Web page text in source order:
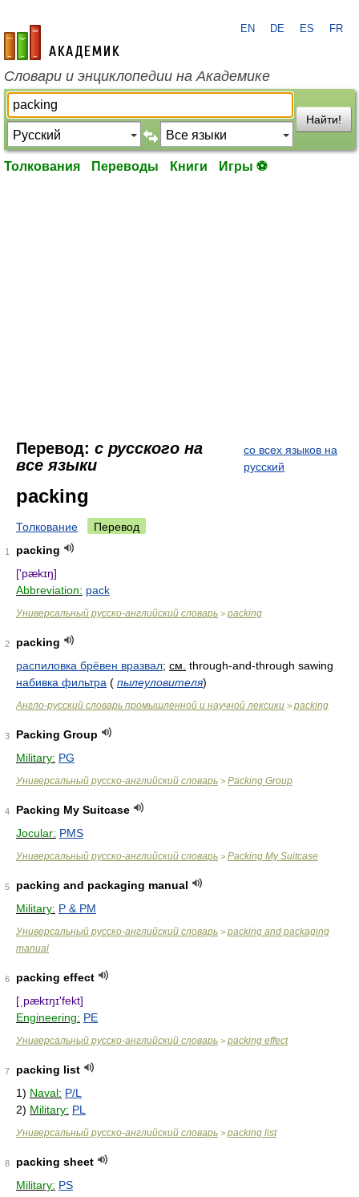
academic.ru
EN DE ES FR
Словари и энциклопедии на Академике
Найти!
Толкования Переводы Книги Игры ⚽
Перевод: с русского на
все языки
со всех языков на
русский
packing
Толкование Перевод
1
packing
['pækɪŋ]
Abbreviation: pack
Универсальный русско-английский словарь > packing
2
packing
распиловка брёвен вразвал; см. through-and-through sawing
набивка фильтра ( пылеуловителя)
Англо-русский словарь промышленной и научной лексики > packing
3
Packing Group
Military: PG
Универсальный русско-английский словарь > Packing Group
4
Packing My Suitcase
Jocular: PMS
Универсальный русско-английский словарь > Packing My Suitcase
5
packing and packaging manual
Military: P & PM
Универсальный русско-английский словарь > packing and packaging
manual
6
packing effect
[ˌpækɪŋɪ'fekt]
Engineering: PE
Универсальный русско-английский словарь > packing effect
7
packing list
1) Naval: P/L
2) Military: PL
Универсальный русско-английский словарь > packing list
8
packing sheet
Military: PS